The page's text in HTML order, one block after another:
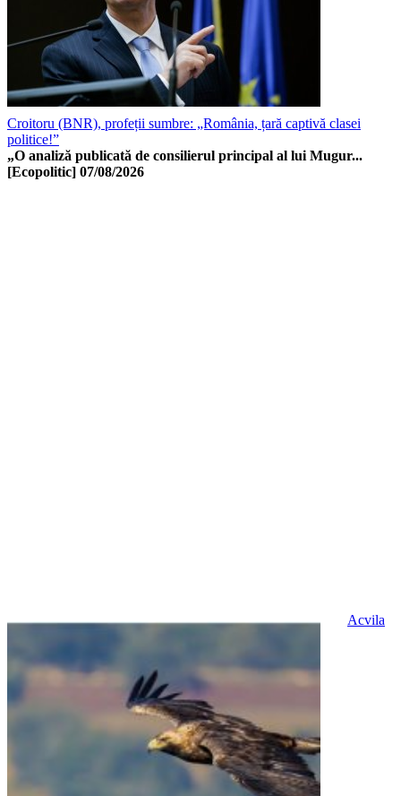
Croitoru (BNR), profeții sumbre: „România, țară captivă clasei
politice!”
„O analiză publicată de consilierul principal al lui Mugur...
[Ecopolitic] 07/08/2026
Acvila